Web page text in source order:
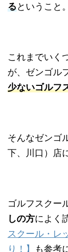
るということ。
これまでいく
が、ゼンゴル
少ないゴルフ
そんなゼンゴ
下、川口）店
ゴルフスクー
しの方によく
スクール・レ
り！】
も参考